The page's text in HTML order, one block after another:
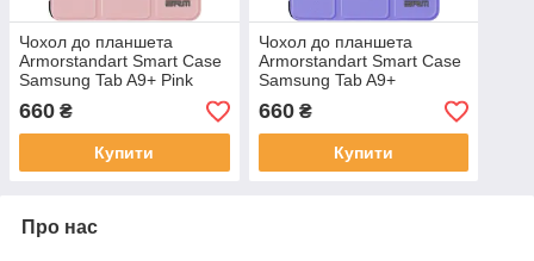
Чохол до планшета
Armorstandart Smart Case
Samsung Tab A9+ Pink
(ARM74495)
660 ₴
Купити
Чохол до планшета
Armorstandart Smart Case
Samsung Tab A9+
Lavender (ARM74496)
660₴
Купити
Про нас